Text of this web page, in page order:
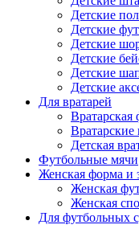
Детские
Детские
Детские
Детские
Детские
Детские
Для вратарей
Вратарская
Вратарские
Детская
Футбольные мячи
Женская форма и
Женская
Женская
Для футбольных